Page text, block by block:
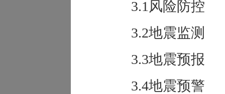
3.1风险防控
3.2地震监测
3.3地震预报
3.4地震预警